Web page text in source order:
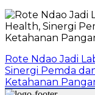
Rote Ndao Jadi
Sinergi Pemda
Ketahanan